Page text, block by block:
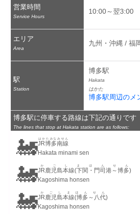
営業時間
Service Hours
10:00～翌3:00
エリア
Area
九州・沖縄 / 福
駅
Station
博多駅
Hakata
はかた
博多駅周辺のメ
博多駅に停車する路線は下記の通りです
The lines that stop at Hakata station are as follows:
🚂JR博多南線
はかたみなみせん
Hakata minami sen
🚂JR鹿児島本線(下関・門司港～博多)
かごしまほんせん
Kagoshima honsen
🚂JR鹿児島本線(博多～八代)
かごしまほんせん
Kagoshima honsen